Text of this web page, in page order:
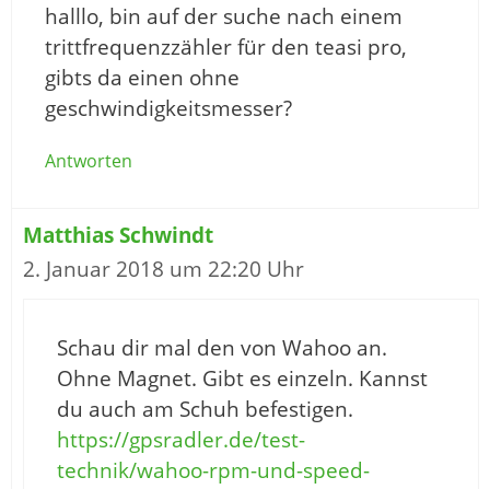
halllo, bin auf der suche nach einem
trittfrequenzzähler für den teasi pro,
gibts da einen ohne
geschwindigkeitsmesser?
Antworten
Matthias Schwindt
2. Januar 2018 um 22:20 Uhr
Schau dir mal den von Wahoo an.
Ohne Magnet. Gibt es einzeln. Kannst
du auch am Schuh befestigen.
https://gpsradler.de/test-
technik/wahoo-rpm-und-speed-